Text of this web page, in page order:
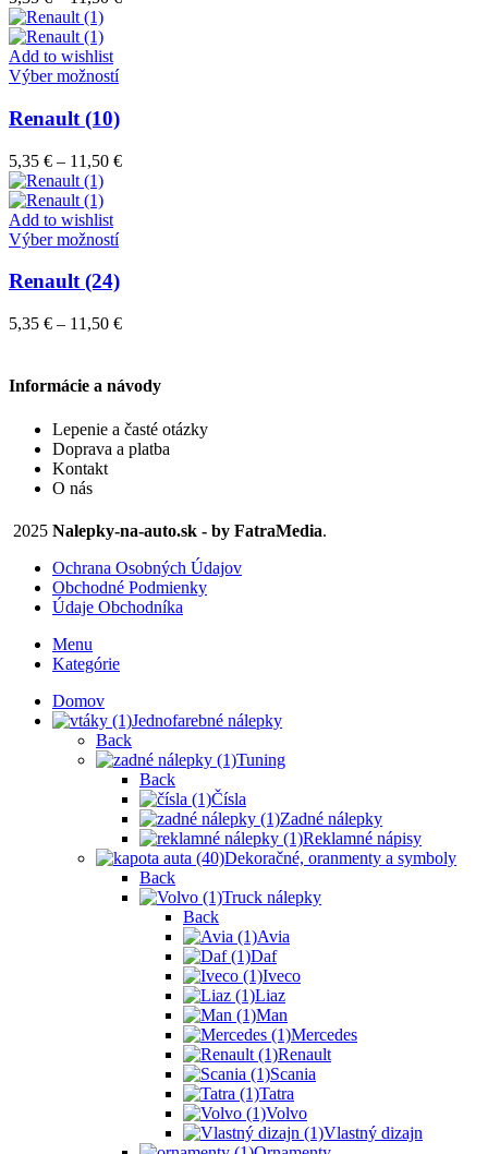
vybrať
na
produktu.
Add to wishlist
Výber možnostíTento
má
variantov.
Možnosti
vybrať
na
produktu.
Renault (10)
5,35 € – 11,50 €Price
Add to wishlist
Výber možnostíTento
má
variantov.
môžete
vybrať
stránke
produktu.
Renault (24)
5,35 € – 11,50 €Price
through
11,50 €
Informácie a návody
Lepenie a časté otázky
Doprava a platba
Kontakt
O nás
2025 Nalepky-na-auto.sk - by FatraMedia.
Ochrana Osobných Údajov
Obchodné Podmienky
Údaje Obchodníka
Menu
Kategórie
Domov
Jednofarebné nálepky
Back
Tuning
Back
Čísla
Zadné nálepky
Reklamné nápisy
Dekoračné, oranmenty a symboly
Back
Truck nálepky
Back
Avia
Daf
Iveco
Liaz
Man
Mercedes
Renault
Scania
Tatra
Volvo
Vlastný dizajn